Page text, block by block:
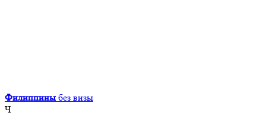
Филиппины без визы
Ч